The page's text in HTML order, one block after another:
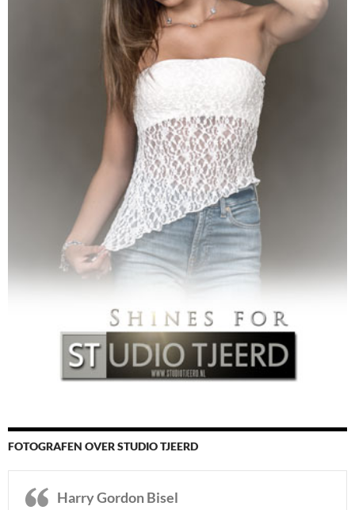
FOTOGRAFEN OVER STUDIO TJEERD
Harry Gordon Bisel